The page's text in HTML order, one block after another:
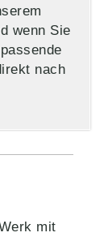
wenn Sie
nach
mit